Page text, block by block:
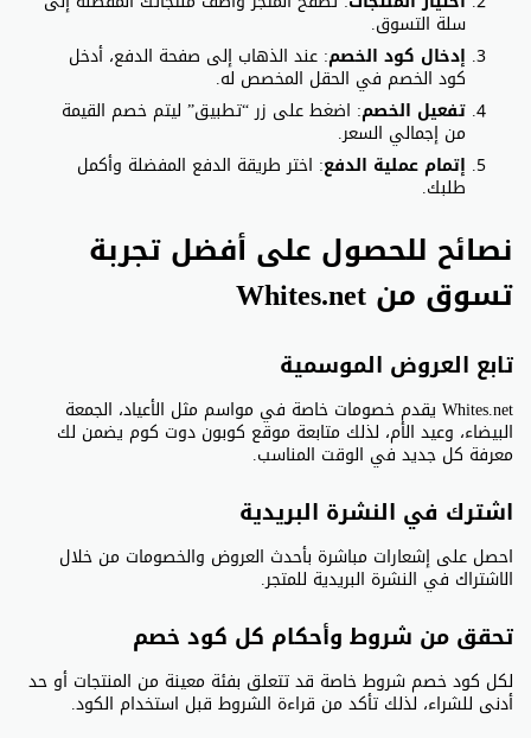
سلة التسوق.
إدخال كود الخصم: عند الذهاب إلى صفحة الدفع، أدخل
كود الخصم في الحقل المخصص له.
تفعيل الخصم: اضغط على زر “تطبيق” ليتم خصم القيمة
من إجمالي السعر.
إتمام عملية الدفع: اختر طريقة الدفع المفضلة وأكمل
طلبك.
نصائح للحصول على أفضل تجربة
تسوق من Whites.net
تابع العروض الموسمية
Whites.net يقدم خصومات خاصة في مواسم مثل الأعياد، الجمعة
البيضاء، وعيد الأم، لذلك متابعة موقع كوبون دوت كوم يضمن لك
معرفة كل جديد في الوقت المناسب.
اشترك في النشرة البريدية
احصل على إشعارات مباشرة بأحدث العروض والخصومات من خلال
الاشتراك في النشرة البريدية للمتجر.
تحقق من شروط وأحكام كل كود خصم
لكل كود خصم شروط خاصة قد تتعلق بفئة معينة من المنتجات أو حد
أدنى للشراء، لذلك تأكد من قراءة الشروط قبل استخدام الكود.